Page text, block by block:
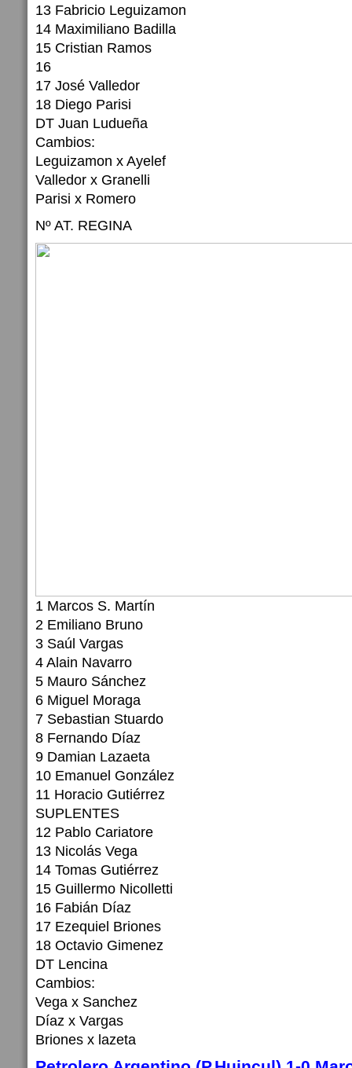
13 Fabricio Leguizamon
14 Maximiliano Badilla
15 Cristian Ramos
16
17 José Valledor
18 Diego Parisi
DT Juan Ludueña
Cambios:
Leguizamon x Ayelef
Valledor x Granelli
Parisi x Romero
Nº AT. REGINA
1 Marcos S. Martín
2 Emiliano Bruno
3 Saúl Vargas
4 Alain Navarro
5 Mauro Sánchez
6 Miguel Moraga
7 Sebastian Stuardo
8 Fernando Díaz
9 Damian Lazaeta
10 Emanuel González
11 Horacio Gutiérrez
SUPLENTES
12 Pablo Cariatore
13 Nicolás Vega
14 Tomas Gutiérrez
15 Guillermo Nicolletti
16 Fabián Díaz
17 Ezequiel Briones
18 Octavio Gimenez
DT Lencina
Cambios:
Vega x Sanchez
Díaz x Vargas
Briones x lazeta